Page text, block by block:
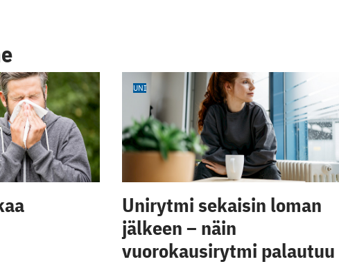
UNI
Unirytmi sekaisin loman
jälkeen – näin
vuorokausirytmi palautuu